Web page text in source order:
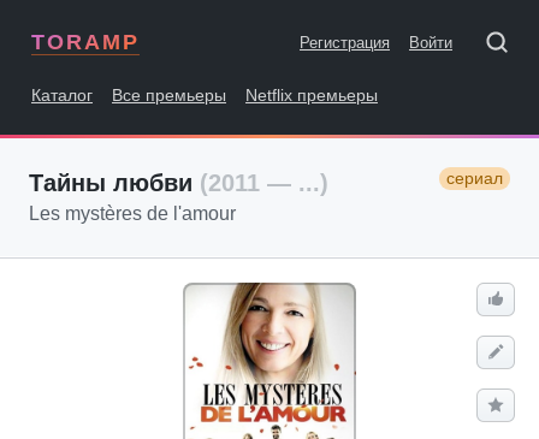
TORAMP Регистрация Войти
Каталог Все премьеры Netflix премьеры
Тайны любви (2011 — ...) сериал
Les mystères de l'amour